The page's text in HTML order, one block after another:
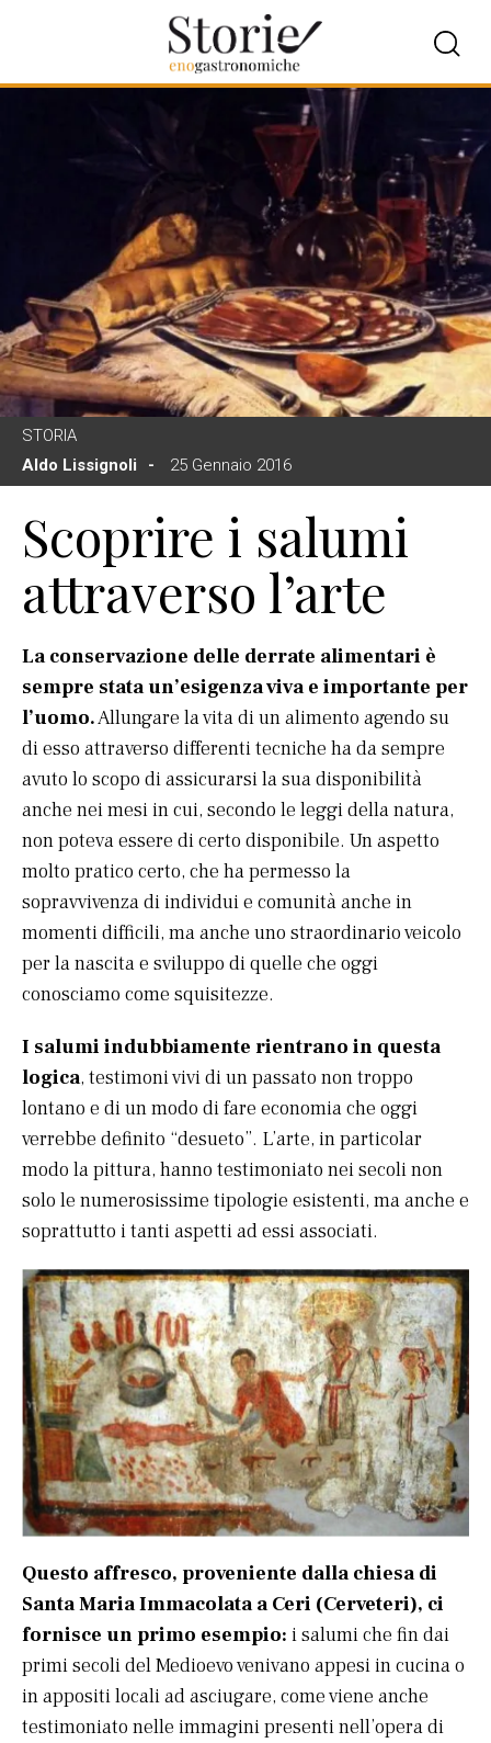
STORIA
Aldo Lissignoli
25 Gennaio 2016
Scoprire i salumi
attraverso l’arte
La conservazione delle derrate alimentari è
sempre stata un’esigenza viva e importante per
l’uomo.Allungare la vita di un alimento agendo su
di esso attraverso differenti tecniche ha da sempre
avuto lo scopo di assicurarsi la sua disponibilità
anche nei mesi in cui, secondo le leggi della natura,
non poteva essere di certo disponibile. Un aspetto
molto pratico certo, che ha permesso la
sopravvivenza di individui e comunità anche in
momenti difficili, ma anche uno straordinario veicolo
per la nascita e sviluppo di quelle che oggi
conosciamo come squisitezze.
I salumi indubbiamente rientrano in questa
logica, testimoni vivi di un passato non troppo
lontano e di un modo di fare economia che oggi
verrebbe definito “desueto”. L’arte, in particolar
modo la pittura, hanno testimoniato nei secoli non
solo le numerosissime tipologie esistenti, ma anche e
soprattutto i tanti aspetti ad essi associati.
Questo affresco, proveniente dalla chiesa di
Santa Maria Immacolata a Ceri (Cerveteri), ci
fornisce un primo esempio: i salumi che fin dai
primi secoli del Medioevo venivano appesi in cucina o
in appositi locali ad asciugare, come viene anche
testimoniato nelle immagini presenti nell’opera di